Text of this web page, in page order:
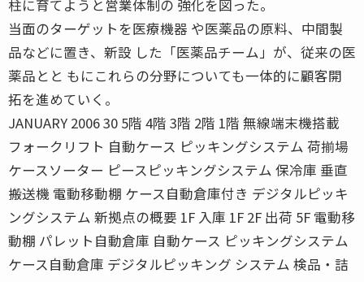
柱に育てようと営業体制の 強化を図った。
当面のターゲットを医療機器 や医薬品の原料、中間製
品などに置き、新設 した「医薬品チーム」が、従来の医
薬品とと もにこれらの分野についても一体的に顧客開
拓を進めていく。
JANUARY 2006 30 5階 4階 3階 2階 1階 無線端末機搭載
フォークリフト 自動ケース ピッキングシステム 荷揃場
ケースソーター ピースピッキングシステム 保冷庫 垂直
搬送機 電動移動棚 ケース自動倉庫付き デジタルピッキ
ングシステム 新拠点の概要 1F 入庫 1F 2F 出荷 5F 電動移
動棚 パレット自動倉庫 自動ケース ピッキングシステム
ケース自動倉庫 デジタルピッキング システム 検品・詰